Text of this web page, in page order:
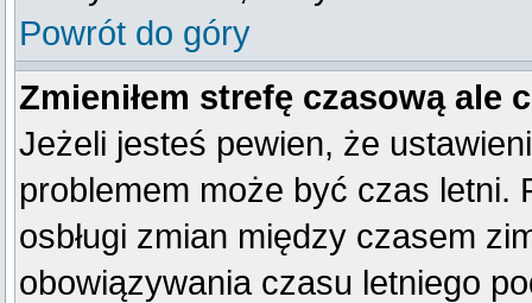
Powrót do góry
Zmieniłem strefę czasową ale
Jeżeli jesteś pewien, że
problemem może być czas letni.
osbługi zmian między czasem
obowiązywania czasu letniego